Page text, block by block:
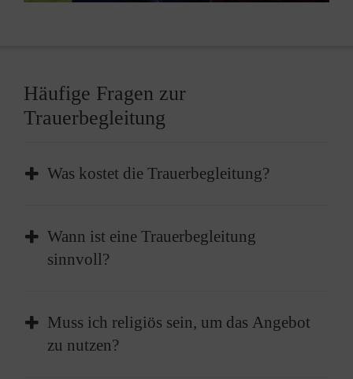
Häufige Fragen zur
Trauerbegleitung
Was kostet die Trauerbegleitung?
In der Regel ist die Trauerbegleitung der
Malteser kostenlos. Sie wird überwiegend
Wann ist eine Trauerbegleitung
sinnvoll?
Eine Trauerbegleitung ist sinnvoll, wenn Sie
Unterstützung im Umgang mit dem Verlust
Muss ich religiös sein, um das Angebot
zu nutzen?